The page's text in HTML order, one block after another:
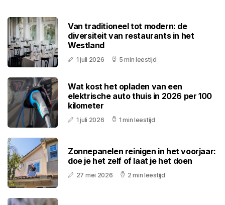
Van traditioneel tot modern: de
diversiteit van restaurants in het
Westland
1 juli 2026 5 min leestijd
Wat kost het opladen van een
elektrische auto thuis in 2026 per 100
kilometer
1 juli 2026 1 min leestijd
Zonnepanelen reinigen in het voorjaar:
doe je het zelf of laat je het doen
27 mei 2026 2 min leestijd